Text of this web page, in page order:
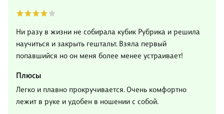
Ни разу в жизни не собирала кубик Рубрика и решила
научиться и закрыть гештальт. Взяла первый
попавшийся но он меня более менее устраивает!
Плюсы
Легко и плавно прокручивается. Очень комфортно
лежит в руке и удобен в ношении с собой.